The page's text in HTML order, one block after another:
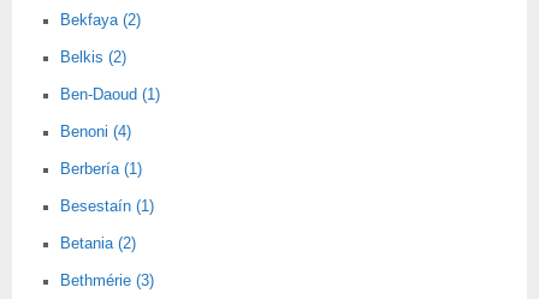
Bekfaya (2)
Belkis (2)
Ben-Daoud (1)
Benoni (4)
Berbería (1)
Besestaín (1)
Betania (2)
Bethmérie (3)